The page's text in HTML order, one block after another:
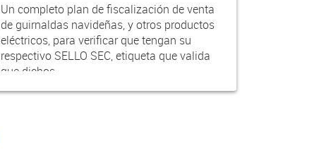
Un completo plan de fiscalización de venta
de guirnaldas navideñas, y otros productos
eléctricos, para verificar que tengan su
respectivo SELLO SEC, etiqueta que valida
que dichos...